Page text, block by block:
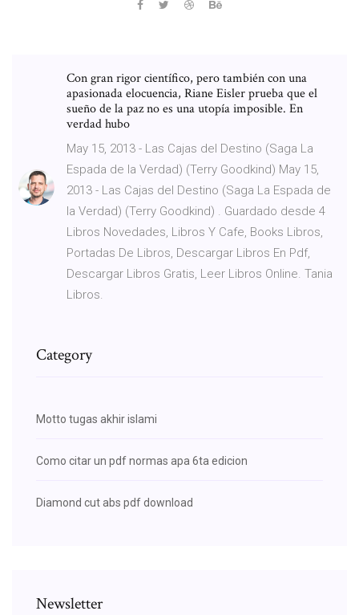
Con gran rigor científico, pero también con una
apasionada elocuencia, Riane Eisler prueba que el
sueño de la paz no es una utopía imposible. En
verdad hubo
May 15, 2013 - Las Cajas del Destino (Saga La
Espada de la Verdad) (Terry Goodkind) May 15,
2013 - Las Cajas del Destino (Saga La Espada de
la Verdad) (Terry Goodkind) . Guardado desde 4
Libros Novedades, Libros Y Cafe, Books Libros,
Portadas De Libros, Descargar Libros En Pdf,
Descargar Libros Gratis, Leer Libros Online. Tania
Libros.
Category
Motto tugas akhir islami
Como citar un pdf normas apa 6ta edicion
Diamond cut abs pdf download
Newsletter